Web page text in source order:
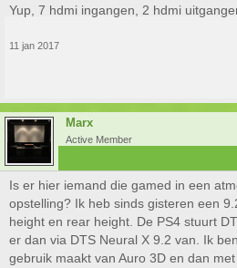
Yup, 7 hdmi ingangen, 2 hdmi
11 jan 2017
Marx
Active Member
Is er hier iemand die gamed in een
opstelling? Ik heb sinds gisteren een
height en rear height. De PS4 stuurt
er dan via DTS Neural X 9.2 van. Ik
gebruik maakt van Auro 3D en dan